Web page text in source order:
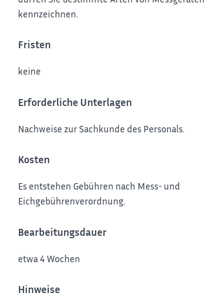
kennzeichnen.
Fristen
keine
Erforderliche Unterlagen
Nachweise zur Sachkunde des Personals.
Kosten
Es entstehen Gebühren nach Mess- und
Eichgebührenverordnung.
Bearbeitungsdauer
etwa 4 Wochen
Hinweise